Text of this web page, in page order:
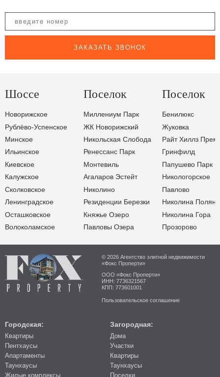
ЗАКАЗАТЬ ЗВОНОК
Шоссе
Новорижское
Рублёво-Успенское
Минское
Ильинское
Киевское
Калужское
Сколковское
Ленинградское
Осташковское
Волоколамское
Поселок
Миллениум Парк
ЖК Новорижский
Никольская Слобода
Ренессанс Парк
Монтевиль
Агаларов Эстейт
Николино
Резиденции Березки
Княжье Озеро
Павловы Озера
Поселок
Бенилюкс
Жуковка
Райт Хиллз
Гринфилд
Папушево Парк
Никологорское
Павлово
Николина Поляна
Николина Гора
Прозорово
© 2026 Агентство элитной недвижимости
«Фокс Проперти»
ООО «Фокс Проперти»
ИНН: 7736321567
КПП: 773601001
Пользовательское соглашение
Городская:
Квартиры
Пентхаусы
Апартаменты
Таунхаусы
Жилые комплексы
Загородная:
Дома
Участки
Квартиры
Таунхаусы
Поселки